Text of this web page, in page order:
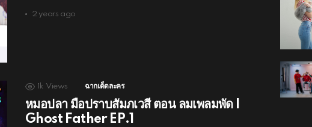
2 years ago
1k Views ฉากเด็ดละคร
หมอปลา มือปราบสัมภเวสี ตอน ลมเพลมพัด I
Ghost Father EP.1